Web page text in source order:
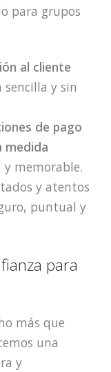
para grupos
al cliente
y sin
de pago
medida
memorable.
y atentos
puntual y
para
más que
una
y